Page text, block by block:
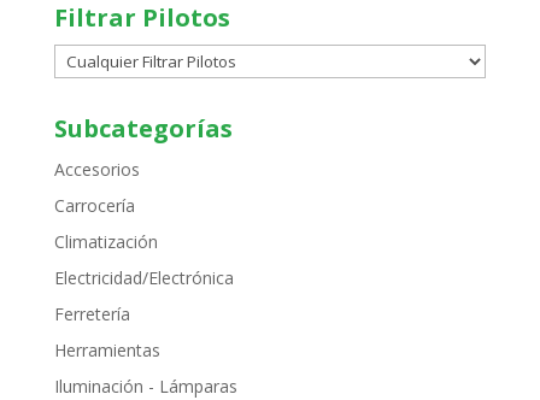
Filtrar Pilotos
Subcategorías
Accesorios
Carrocería
Climatización
Electricidad/Electrónica
Ferretería
Herramientas
Iluminación - Lámparas